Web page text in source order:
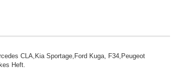
CLA,Kia Sportage,Ford Kuga, F34,Peugeot
Heft.